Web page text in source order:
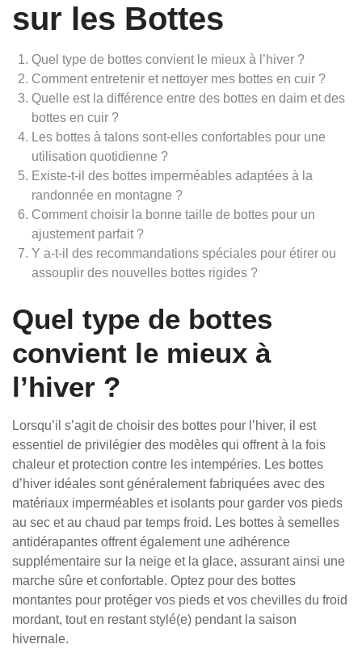
sur les Bottes
Quel type de bottes convient le mieux à l’hiver ?
Comment entretenir et nettoyer mes bottes en cuir ?
Quelle est la différence entre des bottes en daim et des
bottes en cuir ?
Les bottes à talons sont-elles confortables pour une
utilisation quotidienne ?
Existe-t-il des bottes imperméables adaptées à la
randonnée en montagne ?
Comment choisir la bonne taille de bottes pour un
ajustement parfait ?
Y a-t-il des recommandations spéciales pour étirer ou
assouplir des nouvelles bottes rigides ?
Quel type de bottes
convient le mieux à
l’hiver ?
Lorsqu’il s’agit de choisir des bottes pour l’hiver, il est
essentiel de privilégier des modèles qui offrent à la fois
chaleur et protection contre les intempéries. Les bottes
d’hiver idéales sont généralement fabriquées avec des
matériaux imperméables et isolants pour garder vos pieds
au sec et au chaud par temps froid. Les bottes à semelles
antidérapantes offrent également une adhérence
supplémentaire sur la neige et la glace, assurant ainsi une
marche sûre et confortable. Optez pour des bottes
montantes pour protéger vos pieds et vos chevilles du froid
mordant, tout en restant stylé(e) pendant la saison
hivernale.